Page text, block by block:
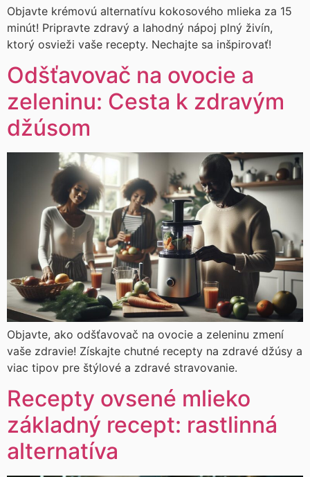
Objavte krémovú alternatívu kokosového mlieka za 15
minút! Pripravte zdravý a lahodný nápoj plný živín,
ktorý osvieži vaše recepty. Nechajte sa inšpirovať!
Odšťavovač na ovocie a
zeleninu: Cesta k zdravým
džúsom
Objavte, ako odšťavovač na ovocie a zeleninu zmení
vaše zdravie! Získajte chutné recepty na zdravé džúsy a
viac tipov pre štýlové a zdravé stravovanie.
Recepty ovsené mlieko
základný recept: rastlinná
alternatíva